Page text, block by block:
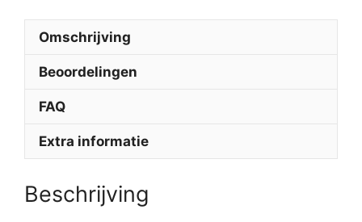
Omschrijving
Beoordelingen
FAQ
Extra informatie
Beschrijving